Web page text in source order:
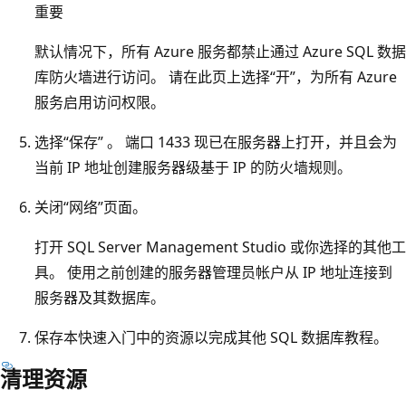
重要
默认情况下，所有 Azure 服务都禁止通过 Azure SQL 数据
库防火墙进行访问。 请在此页上选择“开”，为所有 Azure
服务启用访问权限。
选择“保存” 。 端口 1433 现已在服务器上打开，并且会为
当前 IP 地址创建服务器级基于 IP 的防火墙规则。
关闭“网络”页面。
打开 SQL Server Management Studio 或你选择的其他工
具。 使用之前创建的服务器管理员帐户从 IP 地址连接到
服务器及其数据库。
保存本快速入门中的资源以完成其他 SQL 数据库教程。
清理资源